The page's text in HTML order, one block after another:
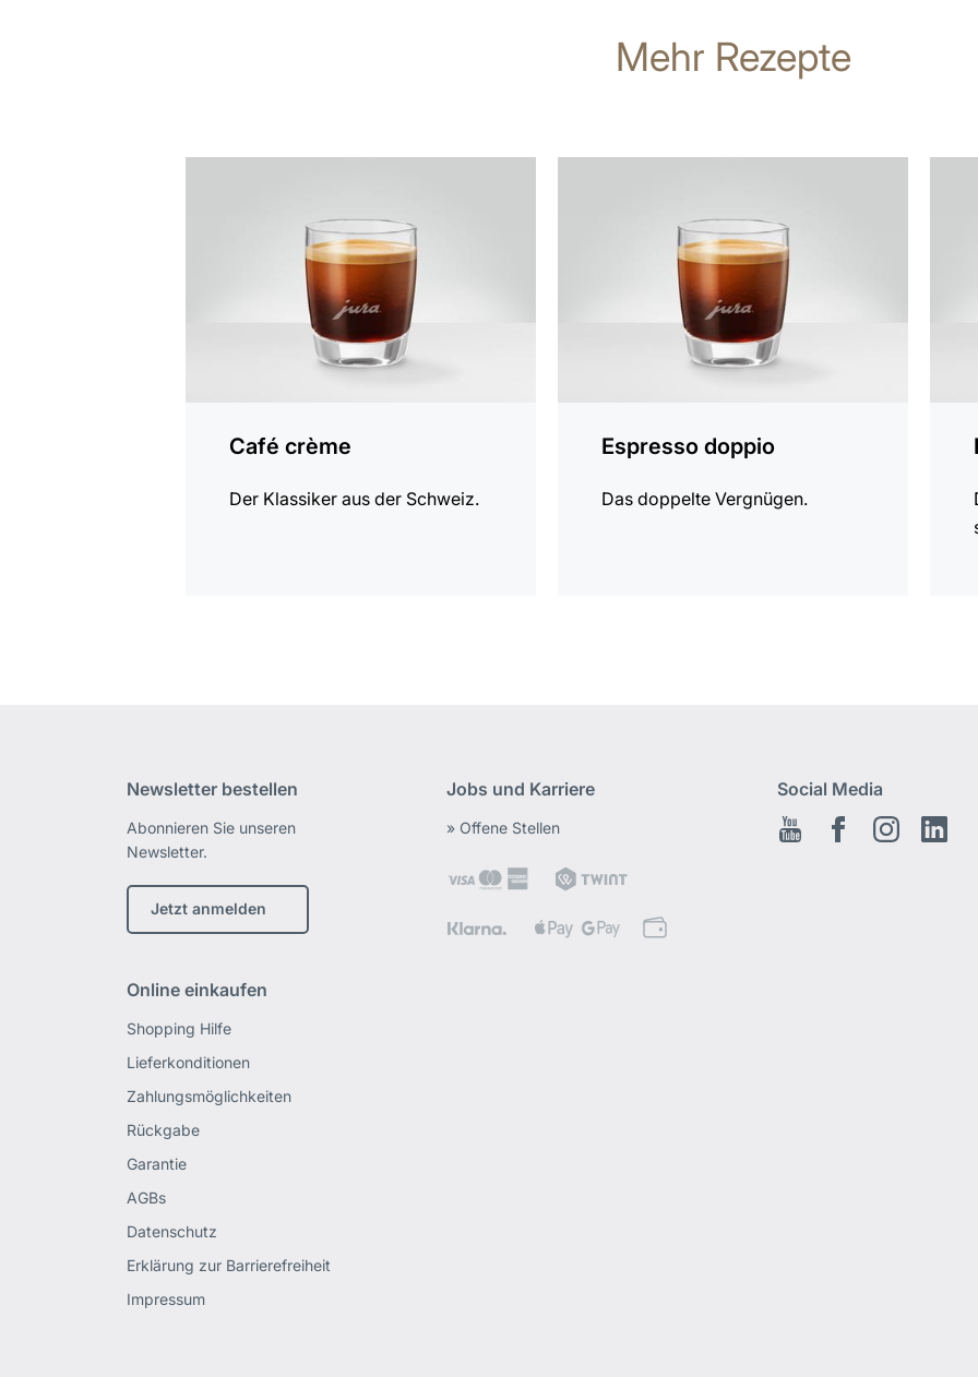
Mehr Rezepte
Café crème
Der Klassiker aus der Schweiz.
Espresso doppio
Das doppelte Vergnügen.
Newsletter bestellen
Abonnieren Sie unseren
Newsletter.
Jetzt anmelden
Jobs und Karriere
» Offene Stellen
Social Media
Youtube FacebookInstagram
Online einkaufen
Shopping Hilfe
Lieferkonditionen
Zahlungsmöglichkeiten
Rückgabe
Garantie
AGBs
Datenschutz
Erklärung zur Barrierefreiheit
Impressum